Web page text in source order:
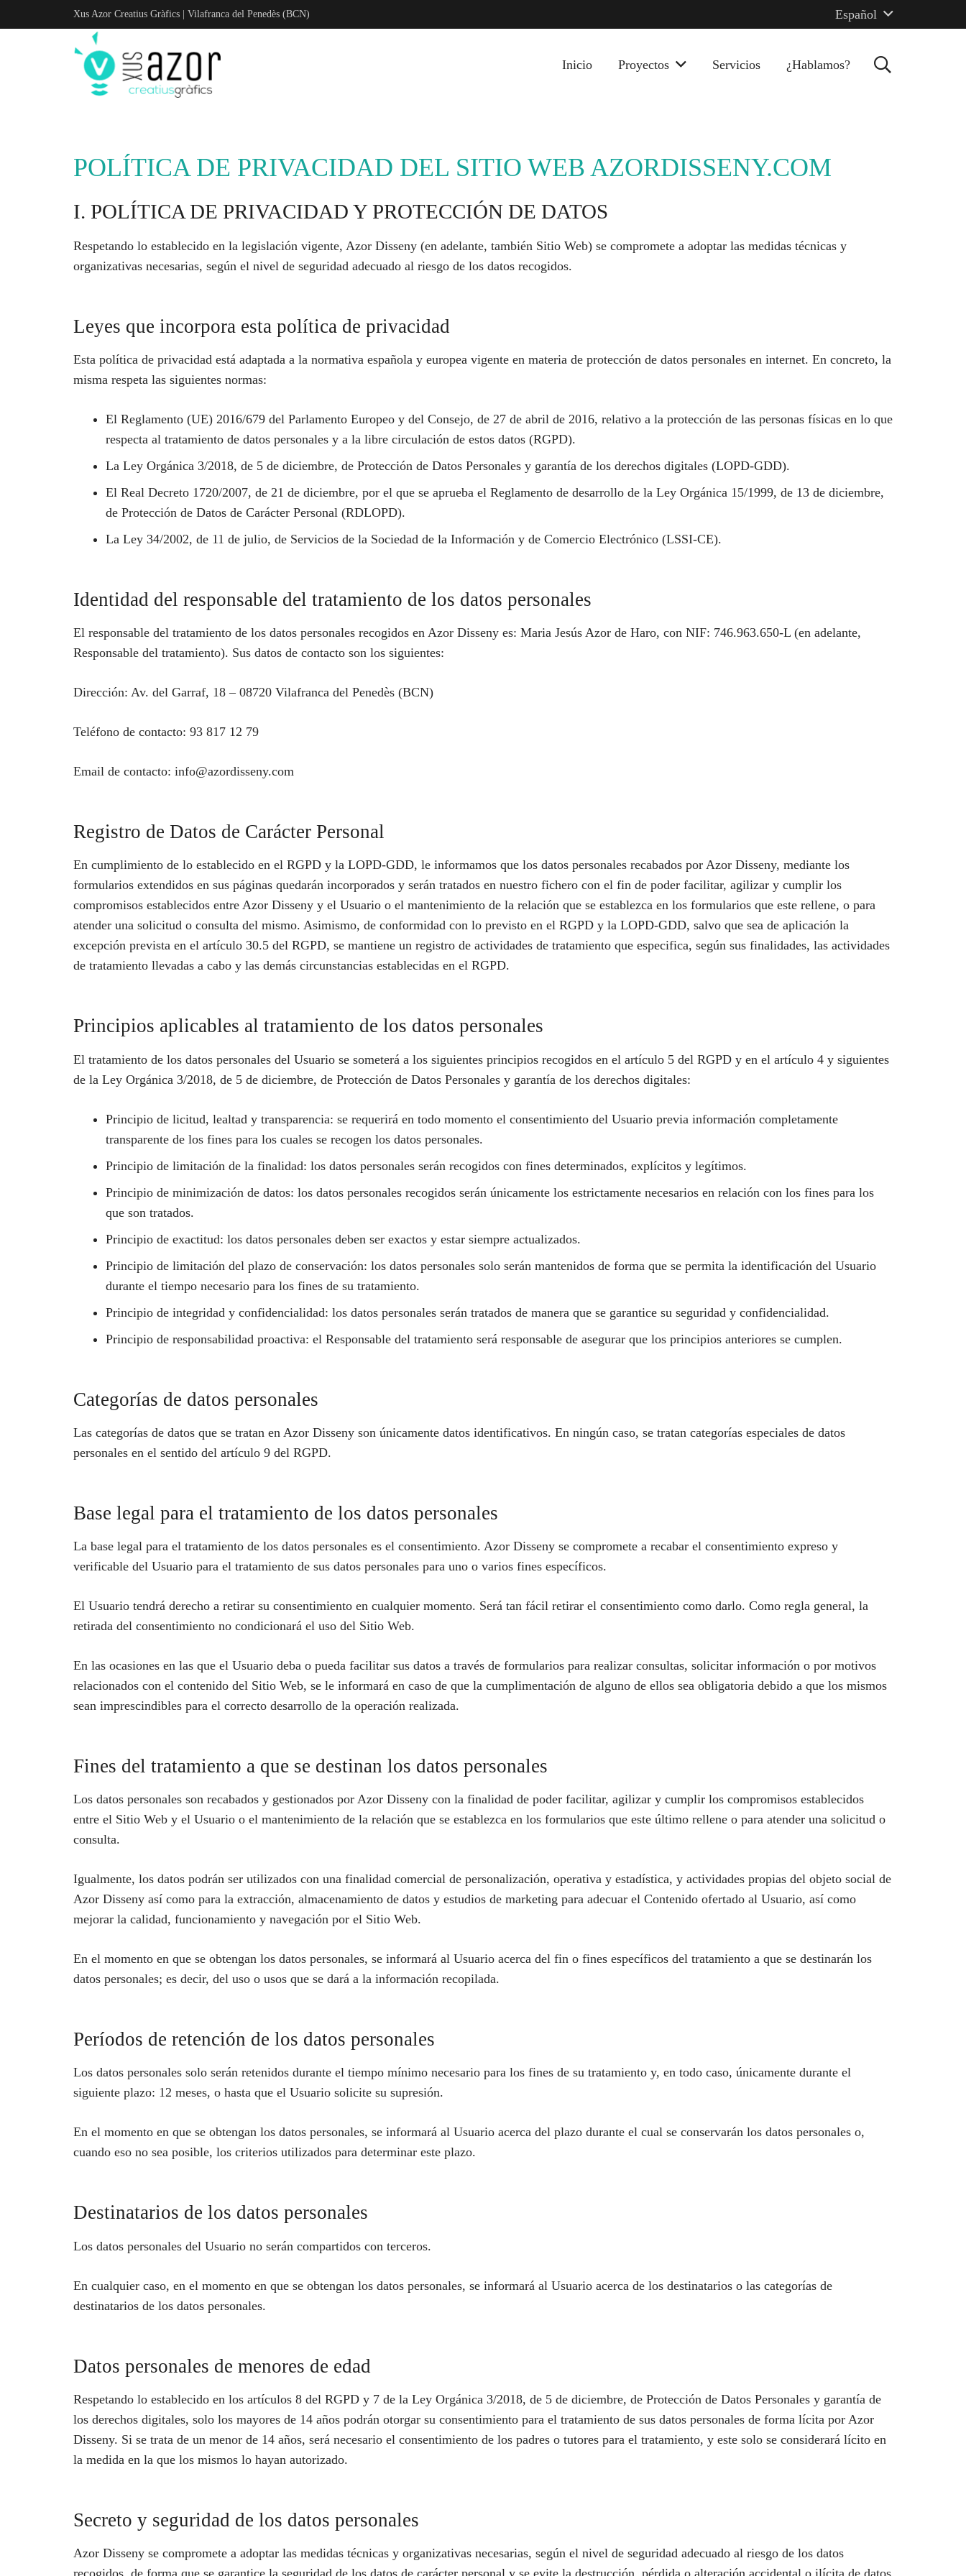
Xus Azor Creatius Gràfics | Vilafranca del Penedès (BCN) Español
Inicio Proyectos Servicios ¿Hablamos?
POLÍTICA DE PRIVACIDAD DEL SITIO WEB AZORDISSENY.COM
I. POLÍTICA DE PRIVACIDAD Y PROTECCIÓN DE DATOS
Respetando lo establecido en la legislación vigente, Azor Disseny (en adelante, también Sitio Web) se compromete a adoptar las medidas técnicas y
organizativas necesarias, según el nivel de seguridad adecuado al riesgo de los datos recogidos.
Leyes que incorpora esta política de privacidad
Esta política de privacidad está adaptada a la normativa española y europea vigente en materia de protección de datos personales en internet. En concreto, la
misma respeta las siguientes normas:
El Reglamento (UE) 2016/679 del Parlamento Europeo y del Consejo, de 27 de abril de 2016, relativo a la protección de las personas físicas en lo que
respecta al tratamiento de datos personales y a la libre circulación de estos datos (RGPD).
La Ley Orgánica 3/2018, de 5 de diciembre, de Protección de Datos Personales y garantía de los derechos digitales (LOPD-GDD).
El Real Decreto 1720/2007, de 21 de diciembre, por el que se aprueba el Reglamento de desarrollo de la Ley Orgánica 15/1999, de 13 de diciembre,
de Protección de Datos de Carácter Personal (RDLOPD).
La Ley 34/2002, de 11 de julio, de Servicios de la Sociedad de la Información y de Comercio Electrónico (LSSI-CE).
Identidad del responsable del tratamiento de los datos personales
El responsable del tratamiento de los datos personales recogidos en Azor Disseny es: Maria Jesús Azor de Haro, con NIF: 746.963.650-L (en adelante,
Responsable del tratamiento). Sus datos de contacto son los siguientes:
Dirección: Av. del Garraf, 18 – 08720 Vilafranca del Penedès (BCN)
Teléfono de contacto: 93 817 12 79
Email de contacto: info@azordisseny.com
Registro de Datos de Carácter Personal
En cumplimiento de lo establecido en el RGPD y la LOPD-GDD, le informamos que los datos personales recabados por Azor Disseny, mediante los
formularios extendidos en sus páginas quedarán incorporados y serán tratados en nuestro fichero con el fin de poder facilitar, agilizar y cumplir los
compromisos establecidos entre Azor Disseny y el Usuario o el mantenimiento de la relación que se establezca en los formularios que este rellene, o para
atender una solicitud o consulta del mismo. Asimismo, de conformidad con lo previsto en el RGPD y la LOPD-GDD, salvo que sea de aplicación la
excepción prevista en el artículo 30.5 del RGPD, se mantiene un registro de actividades de tratamiento que especifica, según sus finalidades, las actividades
de tratamiento llevadas a cabo y las demás circunstancias establecidas en el RGPD.
Principios aplicables al tratamiento de los datos personales
El tratamiento de los datos personales del Usuario se someterá a los siguientes principios recogidos en el artículo 5 del RGPD y en el artículo 4 y siguientes
de la Ley Orgánica 3/2018, de 5 de diciembre, de Protección de Datos Personales y garantía de los derechos digitales:
Principio de licitud, lealtad y transparencia: se requerirá en todo momento el consentimiento del Usuario previa información completamente
transparente de los fines para los cuales se recogen los datos personales.
Principio de limitación de la finalidad: los datos personales serán recogidos con fines determinados, explícitos y legítimos.
Principio de minimización de datos: los datos personales recogidos serán únicamente los estrictamente necesarios en relación con los fines para los
que son tratados.
Principio de exactitud: los datos personales deben ser exactos y estar siempre actualizados.
Principio de limitación del plazo de conservación: los datos personales solo serán mantenidos de forma que se permita la identificación del Usuario
durante el tiempo necesario para los fines de su tratamiento.
Principio de integridad y confidencialidad: los datos personales serán tratados de manera que se garantice su seguridad y confidencialidad.
Principio de responsabilidad proactiva: el Responsable del tratamiento será responsable de asegurar que los principios anteriores se cumplen.
Categorías de datos personales
Las categorías de datos que se tratan en Azor Disseny son únicamente datos identificativos. En ningún caso, se tratan categorías especiales de datos
personales en el sentido del artículo 9 del RGPD.
Base legal para el tratamiento de los datos personales
La base legal para el tratamiento de los datos personales es el consentimiento. Azor Disseny se compromete a recabar el consentimiento expreso y
verificable del Usuario para el tratamiento de sus datos personales para uno o varios fines específicos.
El Usuario tendrá derecho a retirar su consentimiento en cualquier momento. Será tan fácil retirar el consentimiento como darlo. Como regla general, la
retirada del consentimiento no condicionará el uso del Sitio Web.
En las ocasiones en las que el Usuario deba o pueda facilitar sus datos a través de formularios para realizar consultas, solicitar información o por motivos
relacionados con el contenido del Sitio Web, se le informará en caso de que la cumplimentación de alguno de ellos sea obligatoria debido a que los mismos
sean imprescindibles para el correcto desarrollo de la operación realizada.
Fines del tratamiento a que se destinan los datos personales
Los datos personales son recabados y gestionados por Azor Disseny con la finalidad de poder facilitar, agilizar y cumplir los compromisos establecidos
entre el Sitio Web y el Usuario o el mantenimiento de la relación que se establezca en los formularios que este último rellene o para atender una solicitud o
consulta.
Igualmente, los datos podrán ser utilizados con una finalidad comercial de personalización, operativa y estadística, y actividades propias del objeto social de
Azor Disseny así como para la extracción, almacenamiento de datos y estudios de marketing para adecuar el Contenido ofertado al Usuario, así como
mejorar la calidad, funcionamiento y navegación por el Sitio Web.
En el momento en que se obtengan los datos personales, se informará al Usuario acerca del fin o fines específicos del tratamiento a que se destinarán los
datos personales; es decir, del uso o usos que se dará a la información recopilada.
Períodos de retención de los datos personales
Los datos personales solo serán retenidos durante el tiempo mínimo necesario para los fines de su tratamiento y, en todo caso, únicamente durante el
siguiente plazo: 12 meses, o hasta que el Usuario solicite su supresión.
En el momento en que se obtengan los datos personales, se informará al Usuario acerca del plazo durante el cual se conservarán los datos personales o,
cuando eso no sea posible, los criterios utilizados para determinar este plazo.
Destinatarios de los datos personales
Los datos personales del Usuario no serán compartidos con terceros.
En cualquier caso, en el momento en que se obtengan los datos personales, se informará al Usuario acerca de los destinatarios o las categorías de
destinatarios de los datos personales.
Datos personales de menores de edad
Respetando lo establecido en los artículos 8 del RGPD y 7 de la Ley Orgánica 3/2018, de 5 de diciembre, de Protección de Datos Personales y garantía de
los derechos digitales, solo los mayores de 14 años podrán otorgar su consentimiento para el tratamiento de sus datos personales de forma lícita por Azor
Disseny. Si se trata de un menor de 14 años, será necesario el consentimiento de los padres o tutores para el tratamiento, y este solo se considerará lícito en
la medida en la que los mismos lo hayan autorizado.
Secreto y seguridad de los datos personales
Azor Disseny se compromete a adoptar las medidas técnicas y organizativas necesarias, según el nivel de seguridad adecuado al riesgo de los datos
recogidos, de forma que se garantice la seguridad de los datos de carácter personal y se evite la destrucción, pérdida o alteración accidental o ilícita de datos